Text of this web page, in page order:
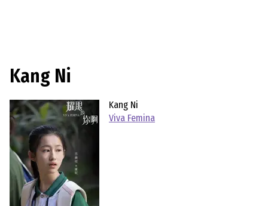
Kang Ni
Kang Ni
Viva Femina